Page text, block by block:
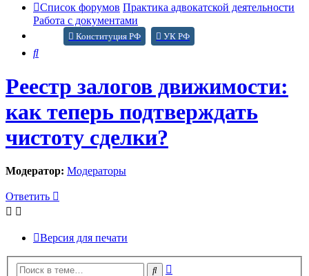
Список форумов Практика адвокатской деятельности
Работа с документами
Конституция РФ УК РФ
Поиск
Реестр залогов движимости:
как теперь подтверждать
чистоту сделки?
Модератор: Модераторы
Ответить
Версия для печати
Поиск